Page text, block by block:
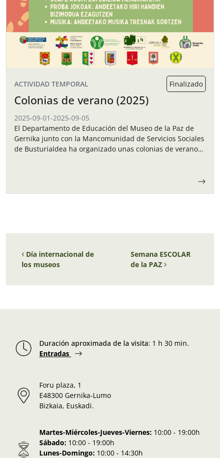
ACTIVIDAD TEMPORAL Finalizado
Colonias de verano (2025)
2025-09-01-2025-09-05
El Departamento de Educación del Museo de la Paz de
Gernika junto con la Mancomunidad de Servicios Sociales
de Busturialdea ha organizado unas colonias de verano
Navegación de entradas
Día internacional de
los museos
Semana ESCOLAR
de la PAZ
Duración aproximada de la visita: 1 h 30 min.
Entradas
Foru plaza, 1
E48300 Gernika-Lumo
Bizkaia, Euskadi.
Martes-Miércoles-Jueves-Viernes: 10:00 - 19:00h
Sábado: 10:00 - 19:00h
Lunes-Domingo: 10:00 - 14:30h